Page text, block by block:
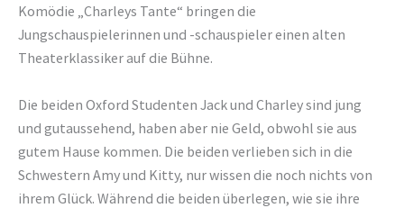
Komödie „Charleys Tante“ bringen die
Jungschauspielerinnen und -schauspieler einen alten
Theaterklassiker auf die Bühne.
Die beiden Oxford Studenten Jack und Charley sind jung
und gutaussehend, haben aber nie Geld, obwohl sie aus
gutem Hause kommen. Die beiden verlieben sich in die
Schwestern Amy und Kitty, nur wissen die noch nichts von
ihrem Glück. Während die beiden überlegen, wie sie ihre